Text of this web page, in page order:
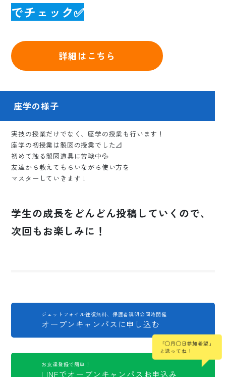
でチェック✅
詳細はこちら
座学の様子
実技の授業だけでなく、座学の授業も行います！
座学の初授業は製図の授業でした📐
初めて触る製図道具に苦戦中💦
友達から教えてもらいながら使い方を
マスターしていきます！
学生の成長をどんどん投稿していくので、
次回もお楽しみに！
ジェットフォイル往復無料、保護者説明会同時開催
オープンキャンパスに申し込む
お友達登録で簡単！
LINEでオープンキャンパスお申込み
「◯月◯日参加希望」
と送ってね！